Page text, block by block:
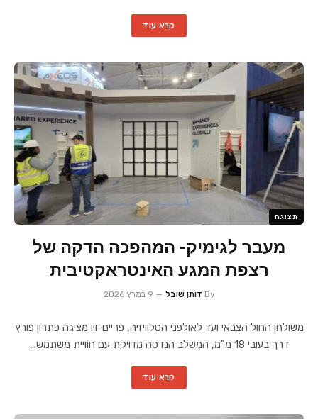
קרא עוד
תצוגה
מעבר לגימיק- המהפכה הדקה של
רצפת המגע האינטראקטיבית
By דותן שובל 9 במרץ 2026
משולחן החול הצבאי ועד לאולפני הטלוויזיה, פריים-ויו מציגה פתרון פורץ
דרך בעובי 18 מ"מ, המשלב הנדסה מדויקת עם חוויית משתמש…
קרא עוד